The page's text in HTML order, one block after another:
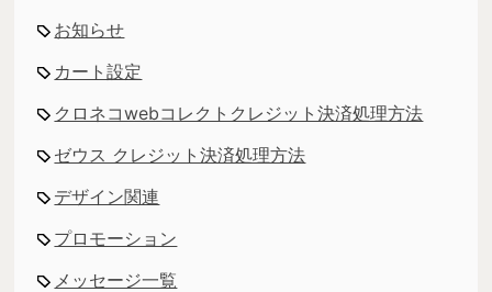
お知らせ
カート設定
クロネコwebコレクトクレジット決済処理方法
ゼウス クレジット決済処理方法
デザイン関連
プロモーション
メッセージ一覧